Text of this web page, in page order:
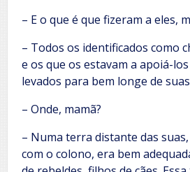
– E o que é que fizeram a eles,
– Todos os identificados como
e os que os estavam a apoiá-
levados para bem longe de
– Onde, mamã?
– Numa terra distante das
com o colono, era bem